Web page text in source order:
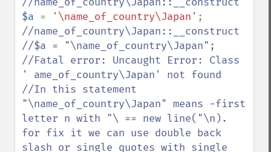
$a = '\name_of_country\Japan'
//name_of_country\Japan::__construct
//$a = "\name_of_country\Japan";
//Fatal error: Uncaught Error: Class
' ame_of_country\Japan' not found
//In this statement
"\name_of_country\Japan" means -first
letter n with "\ == new line("\n).
for fix it we can use double back
slash or single quotes with single